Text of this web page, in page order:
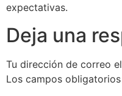
expectativas.
Deja una
Tu dirección de correo
Los campos